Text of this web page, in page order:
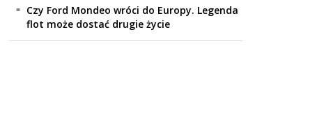
Czy Ford Mondeo wróci do Europy. Legenda
flot może dostać drugie życie